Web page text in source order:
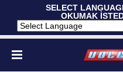
SELECT
OKUMAK